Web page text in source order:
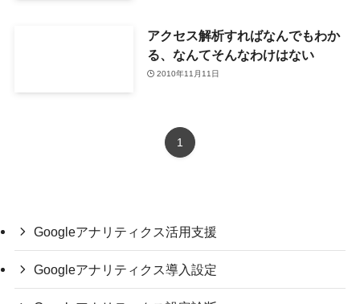
アクセス解析すればなんでもわか
る、なんてそんなわけはない
2010年11月11日
1
Googleアナリティクス活用支援
Googleアナリティクス導入設定